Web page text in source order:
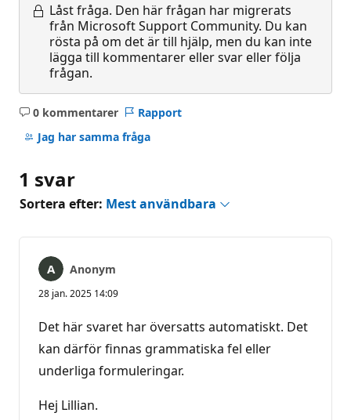
Låst fråga. Den här frågan har migrerats
från Microsoft Support Community. Du kan
rösta på om det är till hjälp, men du kan inte
lägga till kommentarer eller svar eller följa
frågan.
0 kommentarer
Inga
kommentarer
Rapport
Jag har samma fråga
1 svar
Sortera efter: Mest användbara
Anonym
28 jan. 2025 14:09
Det här svaret har översatts automatiskt. Det
kan därför finnas grammatiska fel eller
underliga formuleringar.
Hej Lillian.